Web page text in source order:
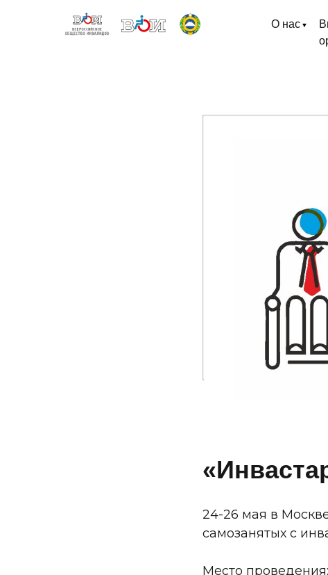
О нас
24-26 мая в
самозанятых с
Место